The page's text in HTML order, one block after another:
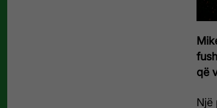
që
Një